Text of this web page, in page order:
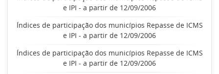
e IPI - a partir de 12/09/2006
Índices de participação dos municípios Repasse de ICMS
e IPI - a partir de 12/09/2006
Índices de participação dos municípios Repasse de ICMS
e IPI - a partir de 12/09/2006